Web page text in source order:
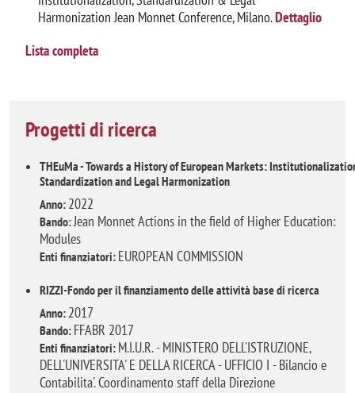
Harmonization Jean Monnet Conference, Milano.Dettaglio
Lista completa
Progetti di ricerca
THEuMa - Towards a History of European Markets:
Standardization and Legal Harmonization
Anno: 2022
Bando:Jean Monnet Actions in the field of Higher Education:
Modules
Enti finanziatori: EUROPEAN COMMISSION
RIZZI-Fondo per il finanziamento delle attività base di ricerca
Anno: 2017
Bando: FFABR 2017
Enti finanziatori: M.I.U.R. - MINISTERO DELL'ISTRUZIONE,
DELL'UNIVERSITA' E DELLA RICERCA - UFFICIO I - Bilancio e
Contabilita'. Coordinamento staff della Direzione